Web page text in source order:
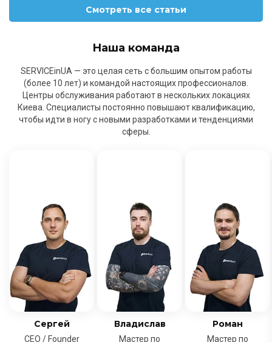
Смотреть все статьи
Наша команда
SERVICEinUA — это целая сеть с большим опытом работы
(более 10 лет) и командой настоящих профессионалов.
Центры обслуживания работают в нескольких локациях
Киева. Специалисты постоянно повышают квалификацию,
чтобы идти в ногу с новыми разработками и тенденциями
сферы.
Сергей
CEO / Founder
Владислав
Мастер по
Роман
Мастер по